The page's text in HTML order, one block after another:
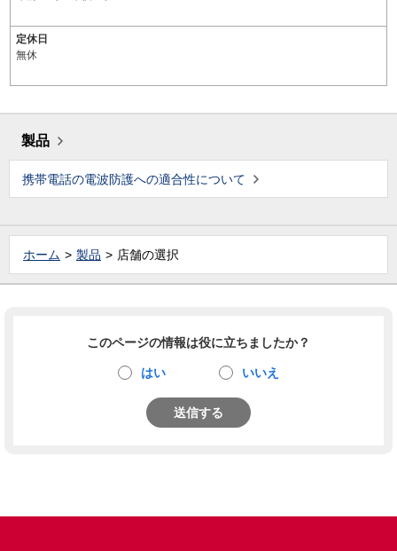
定休日
無休
製品
携帯電話の電波防護への適合性について
ホーム 製品 店舗の選択
このページの情報は役に立ちましたか？
はい いいえ
送信する